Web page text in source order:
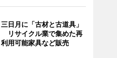
三日月に「古材と古道具」
リサイクル業で集めた再
利用可能家具など販売